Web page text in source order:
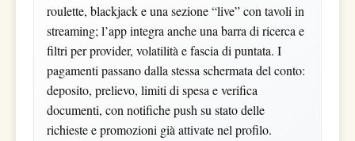
roulette, blackjack e una sezione “live” con tavoli in
streaming; l’app integra anche una barra di ricerca e
filtri per provider, volatilità e fascia di puntata. I
pagamenti passano dalla stessa schermata del conto:
deposito, prelievo, limiti di spesa e verifica
documenti, con notifiche push su stato delle
richieste e promozioni già attivate nel profilo.